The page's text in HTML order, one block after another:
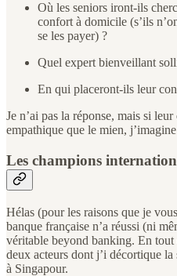
Où les seniors iront-ils
confort à domicile (s’ils
se les payer) ?
Quel expert bienveillant
En qui placeront-ils leur
Je n’ai pas la réponse, mais si
empathique que le mien,
Les champions
Hélas (pour les raisons que je
banque française n’a réussi (ni
véritable beyond banking. En tout
deux acteurs dont j’i décortique
à Singapour.